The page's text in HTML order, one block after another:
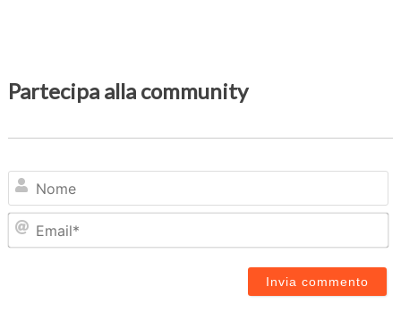
Partecipa alla community